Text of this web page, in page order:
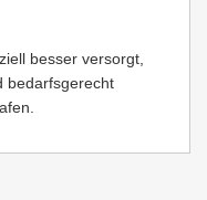
besser versorgt,
bedarfsgerecht